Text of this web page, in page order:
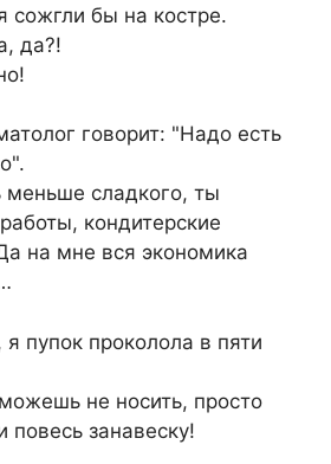
сожгли бы на костре.
да?!
говорит: "Надо есть
меньше сладкого, ты
кондитерские
на мне вся экономика
пупок проколола в пяти
не носить, просто
повесь занавеску!